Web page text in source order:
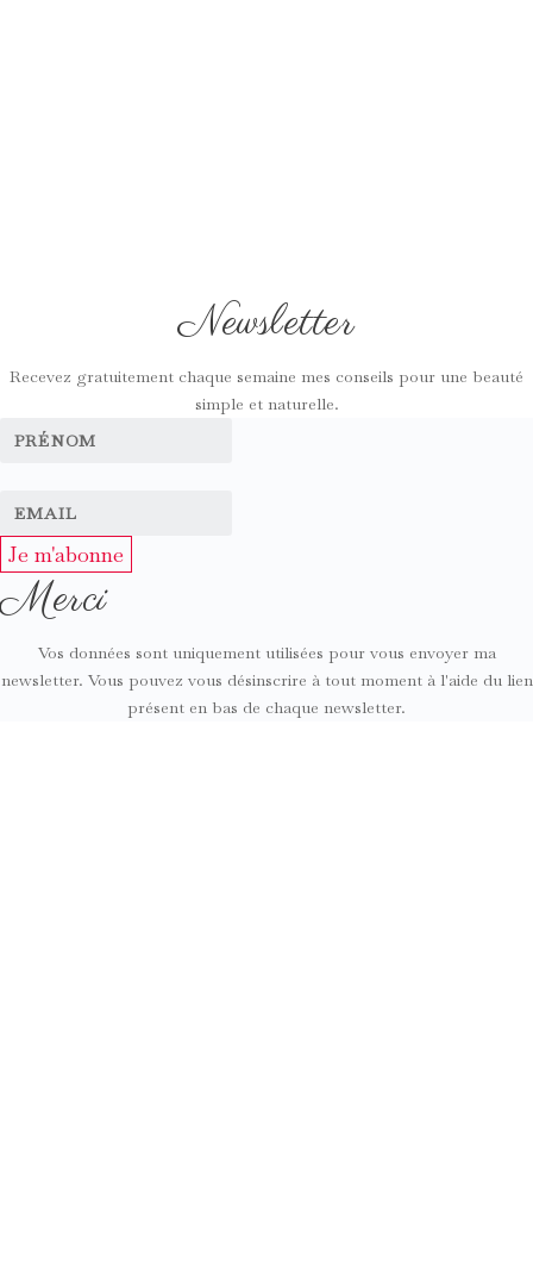
Newsletter
Recevez gratuitement chaque semaine mes conseils pour une beauté
simple et naturelle.
Je m'abonne
Merci
Vos données sont uniquement utilisées pour vous envoyer ma
newsletter. Vous pouvez vous désinscrire à tout moment à l'aide du lien
présent en bas de chaque newsletter.